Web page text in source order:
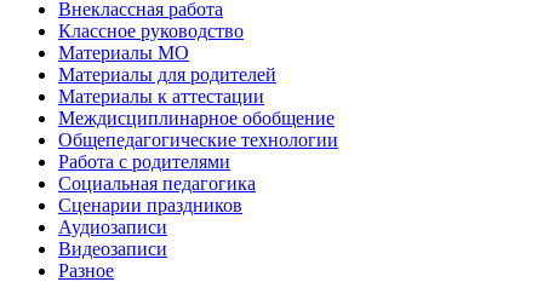
Внеклассная работа
Классное руководство
Материалы МО
Материалы для родителей
Материалы к аттестации
Междисциплинарное обобщение
Общепедагогические технологии
Работа с родителями
Социальная педагогика
Сценарии праздников
Аудиозаписи
Видеозаписи
Разное